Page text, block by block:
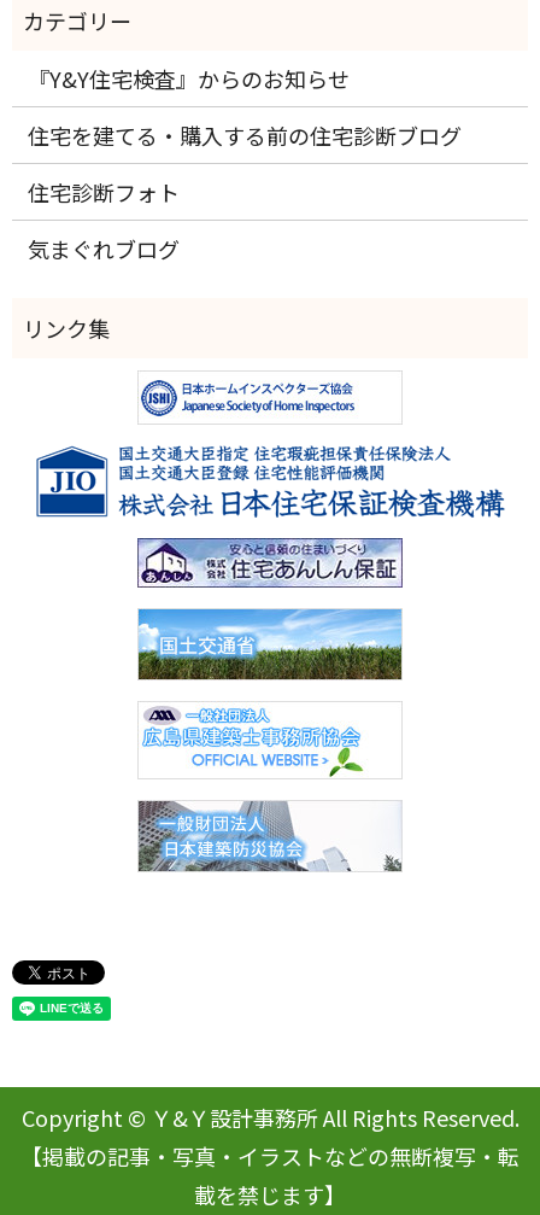
『Y&Y住宅検査』からのお知らせ
住宅を建てる・購入する前の住宅診断ブログ
住宅診断フォト
気まぐれブログ
Copyright © Ｙ&Ｙ設計事務所 All Rights Reserved.
【掲載の記事・写真・イラストなどの無断複写・転
載を禁じます】